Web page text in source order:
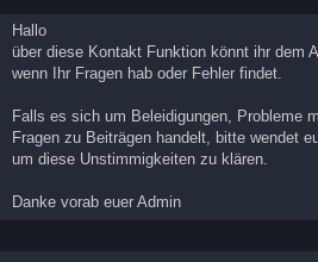
Hallo
über diese Kontakt Funktion könnt ihr dem
wenn Ihr Fragen hab oder Fehler findet.
Falls es sich um Beleidigungen, Probleme
Fragen zu Beiträgen handelt, bitte wendet
um diese Unstimmigkeiten zu klären.
Danke vorab euer Admin